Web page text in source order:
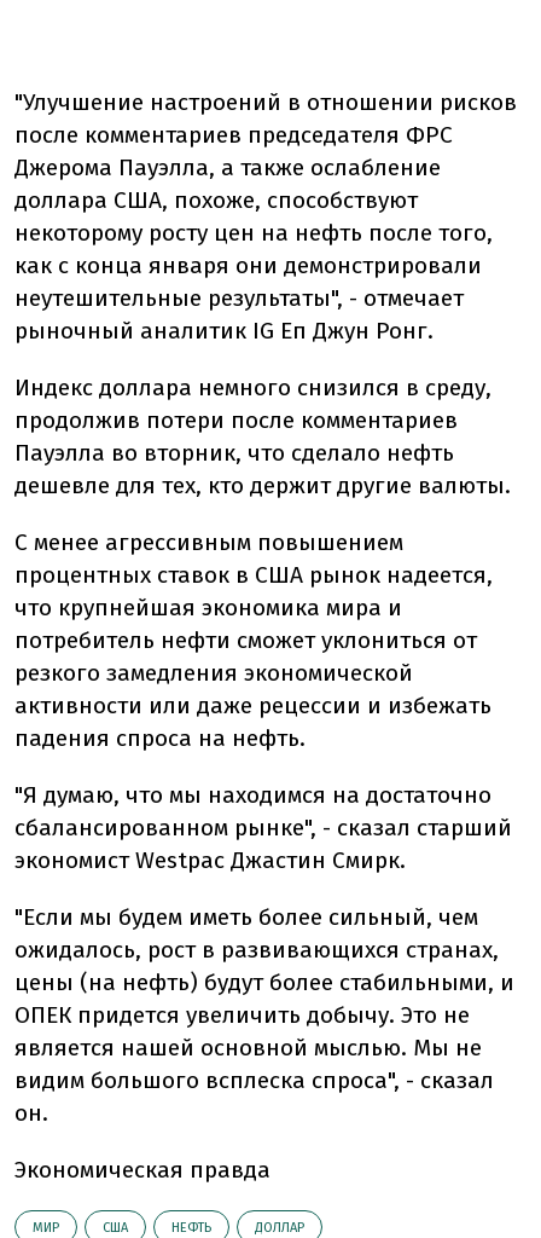
"Улучшение настроений в отношении рисков
после комментариев председателя ФРС
Джерома Пауэлла, а также ослабление
доллара США, похоже, способствуют
некоторому росту цен на нефть после того,
как с конца января они демонстрировали
неутешительные результаты", - отмечает
рыночный аналитик IG Еп Джун Ронг.
Индекс доллара немного снизился в среду,
продолжив потери после комментариев
Пауэлла во вторник, что сделало нефть
дешевле для тех, кто держит другие валюты.
С менее агрессивным повышением
процентных ставок в США рынок надеется,
что крупнейшая экономика мира и
потребитель нефти сможет уклониться от
резкого замедления экономической
активности или даже рецессии и избежать
падения спроса на нефть.
"Я думаю, что мы находимся на достаточно
сбалансированном рынке", - сказал старший
экономист Westpac Джастин Смирк.
"Если мы будем иметь более сильный, чем
ожидалось, рост в развивающихся странах,
цены (на нефть) будут более стабильными, и
ОПЕК придется увеличить добычу. Это не
является нашей основной мыслью. Мы не
видим большого всплеска спроса", - сказал
он.
Экономическая правда
МИР США НЕФТЬ ДОЛЛАР